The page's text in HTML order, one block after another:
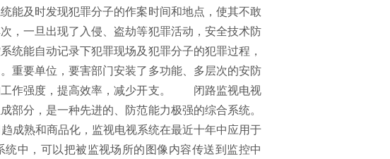
能及时发现犯罪分子的作案时间和地点，使其不敢
，一旦出现了入侵、盗劫等犯罪活动，安全技术防
统能自动记录下犯罪现场及犯罪分子的犯罪过程，
重要单位，要害部门安装了多功能、多层次的安防
工作强度，提高效率，减少开支。 闭路监视电视
部分，是一种先进的、防范能力极强的综合系统。
成熟和商品化，监视电视系统在最近十年中应用于
中，可以把被监视场所的图像内容传送到监控中